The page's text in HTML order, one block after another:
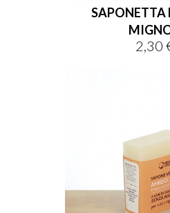
SAPONETTA
Prezzo
2,30